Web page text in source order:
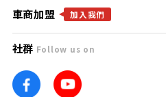
隱私權政策
團隊
車訊網
找好車
找好店
找海外車
合作夥伴
廣告合作
車商加盟 加入我們
社群 Follow us on